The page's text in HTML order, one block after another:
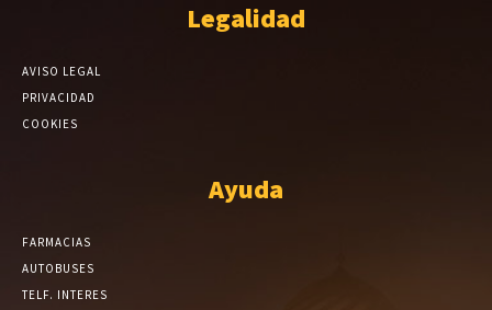
Legalidad
AVISO LEGAL
PRIVACIDAD
COOKIES
Ayuda
FARMACIAS
AUTOBUSES
TELF. INTERES